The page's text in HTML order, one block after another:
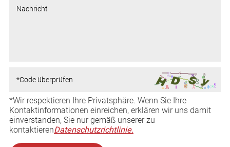
*Wir respektieren Ihre Privatsphäre. Wenn Sie Ihre
Kontaktinformationen einreichen, erklären wir uns damit
einverstanden, Sie nur gemäß unserer zu
kontaktierenDatenschutzrichtlinie.